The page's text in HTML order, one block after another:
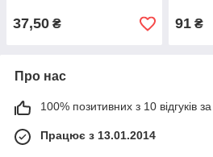
37,50 ₴ 91₴
Про нас
100% позитивних з 10 відгуків за
Працює з 13.01.2014